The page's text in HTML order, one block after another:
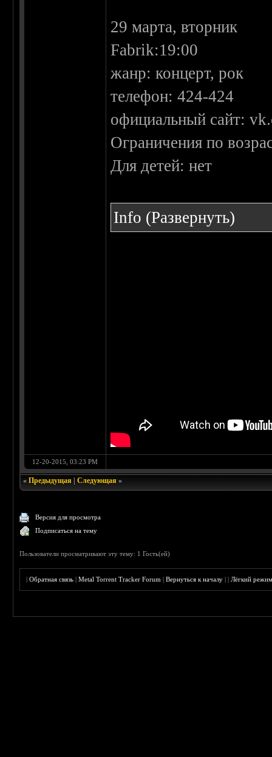
29 марта, вторник
Fabrik:19:00
жанр: концерт, рок
телефон: 424-424
официальный сайт:
Ограничения по
Для детей: нет
Info (Развернуть)
12-20-2015, 03:23 PM
«Предыдущая |Следующая »
Версия для просмотра
Подписаться на тему
Пользователи просматривают эту тему: 1 Гость(ей)
|Обратная связь |Metal Torrent Tracker Forum |Вернуться к началу ||Лёгкий